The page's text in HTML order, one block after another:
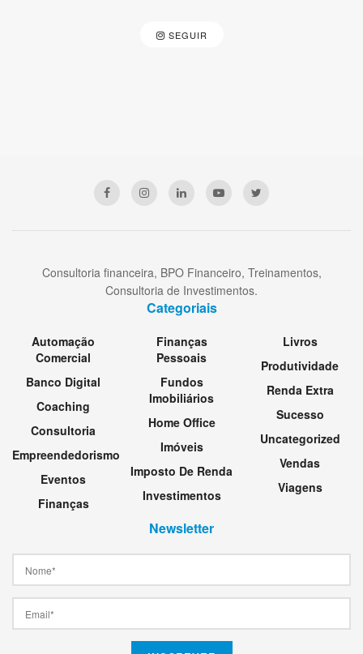
SEGUIR
Consultoria financeira, BPO Financeiro, Treinamentos,
Consultoria de Investimentos.
Categoriais
Automação
Comercial
Banco Digital
Coaching
Consultoria
Empreendedorismo
Eventos
Finanças
Finanças
Pessoais
Fundos
Imobiliários
Home Office
Imóveis
Imposto De Renda
Investimentos
Livros
Produtividade
Renda Extra
Sucesso
Uncategorized
Vendas
Viagens
Newsletter